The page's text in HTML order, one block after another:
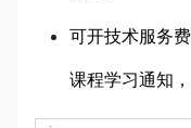
可开技术服务
课程学习通知